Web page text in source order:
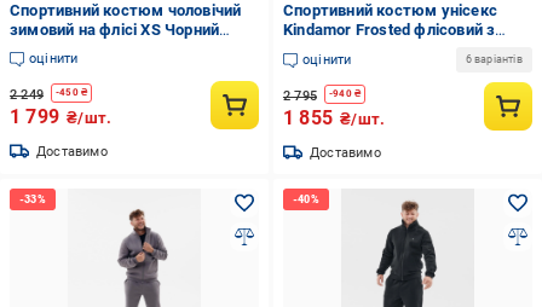
Спортивний костюм чоловічий
зимовий на флісі XS Чорний
(2021646615/1/6)
оцінити
2 249 -450₴
1 799 ₴/шт.
Доставимо
Спортивний костюм унісекс
Kindamor Frosted флісовий з
капюшоном XXL Сірий
(1870773681)
оцінити 6 варіантів
2 795 -940₴
1 855 ₴/шт.
Доставимо